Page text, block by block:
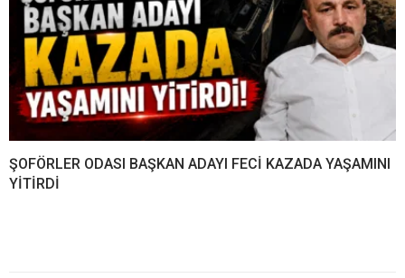
ŞOFÖRLER ODASI BAŞKAN ADAYI FECİ KAZADA YAŞAMINI
YİTİRDİ